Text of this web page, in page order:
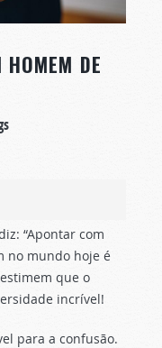
HOMEM DE
“Apontar com
no mundo hoje é
que o
incrível!
para a confusão.